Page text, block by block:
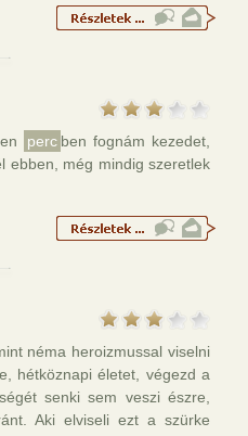
perc ben fognám kezedet,
ebben, még mindig szeretlek
néma heroizmussal viselni
hétköznapi életet, végezd a
senki sem veszi észre,
Aki elviseli ezt a szürke